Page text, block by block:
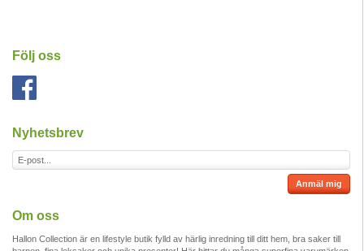
Följ oss
Nyhetsbrev
Anmäl mig
Om oss
Hallon Collection är en lifestyle butik fylld av härlig inredning till ditt hem, bra saker till